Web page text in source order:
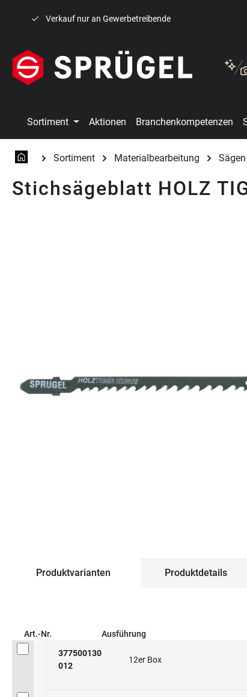
Verkauf nur an Gewerbetreibende
Sortiment Aktionen Branchenkompetenzen
Sortiment Materialbearbeitung Sägen
Stichsägeblatt HOLZ
Produktvarianten Produktdetails
Art.-Nr. Ausführung
377500130
012
12er Box